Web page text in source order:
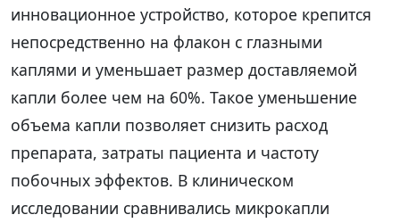
инновационное устройство, которое крепится
непосредственно на флакон с глазными
каплями и уменьшает размер доставляемой
капли более чем на 60%. Такое уменьшение
объема капли позволяет снизить расход
препарата, затраты пациента и частоту
побочных эффектов. В клиническом
исследовании сравнивались микрокапли